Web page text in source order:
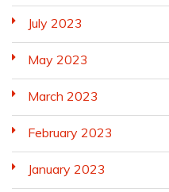
July 2023
May 2023
March 2023
February 2023
January 2023